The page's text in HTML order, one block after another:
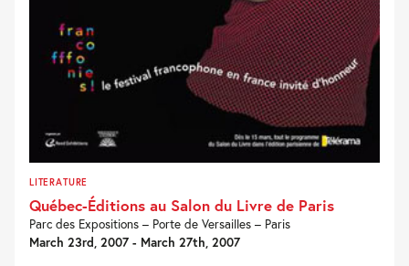
LITERATURE
Québec-Éditions au Salon du Livre de Paris
Parc des Expositions – Porte de Versailles – Paris
March 23rd, 2007 - March 27th, 2007